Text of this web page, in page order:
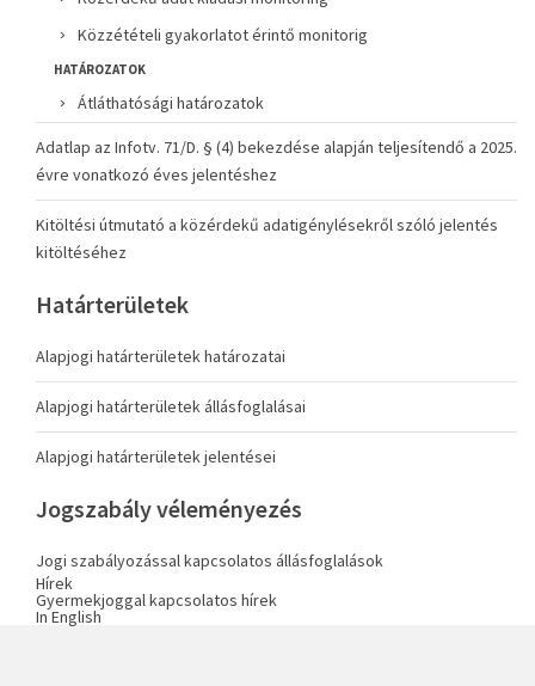
Közzétételi gyakorlatot érintő monitorig
HATÁROZATOK
Átláthatósági határozatok
Adatlap az Infotv. 71/D. § (4) bekezdése alapján teljesítendő a 2025.
évre vonatkozó éves jelentéshez
Kitöltési útmutató a közérdekű adatigénylésekről szóló jelentés
kitöltéséhez
Határterületek
Alapjogi határterületek határozatai
Alapjogi határterületek állásfoglalásai
Alapjogi határterületek jelentései
Jogszabály véleményezés
Jogi szabályozással kapcsolatos állásfoglalások
Hírek
Gyermekjoggal kapcsolatos hírek
In English